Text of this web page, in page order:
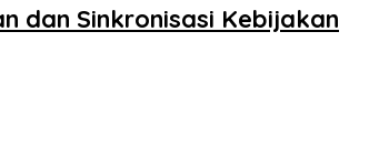
dan Sinkronisasi Kebijakan